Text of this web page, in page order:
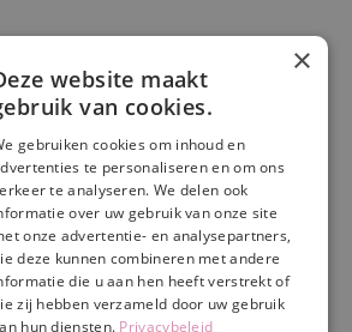
promotie of korting
×
website maakt
van cookies.
gebruiken cookies om inhoud en
te personaliseren en om ons
te analyseren. We delen ook
over uw gebruik van onze site
onze advertentie- en analysepartners,
deze kunnen combineren met andere
die u aan hen heeft verstrekt of
zij hebben verzameld door uw gebruik
hun diensten. Privacybeleid